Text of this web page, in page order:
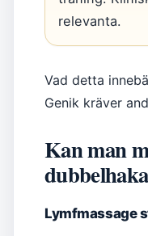
relevanta.
Vad detta
Genik kräver
Kan man
Lymfmassage